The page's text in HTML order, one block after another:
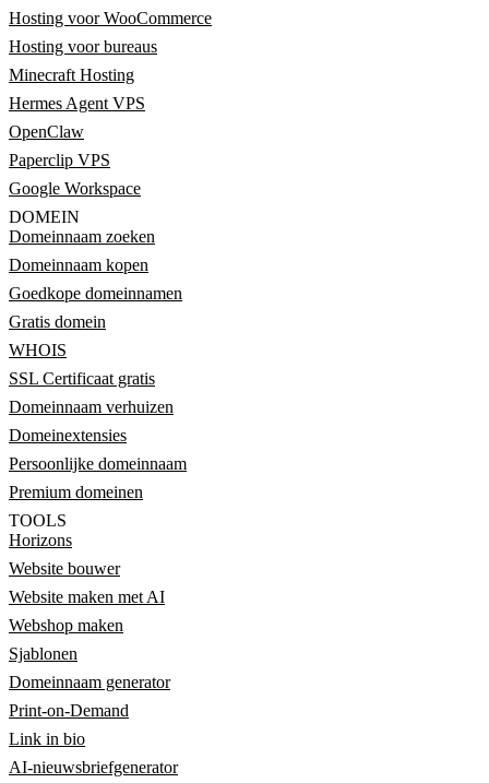
Hosting voor WooCommerce
Hosting voor bureaus
Minecraft Hosting
Hermes Agent VPS
OpenClaw
Paperclip VPS
Google Workspace
DOMEIN
Domeinnaam zoeken
Domeinnaam kopen
Goedkope domeinnamen
Gratis domein
WHOIS
SSL Certificaat gratis
Domeinnaam verhuizen
Domeinextensies
Persoonlijke domeinnaam
Premium domeinen
TOOLS
Horizons
Website bouwer
Website maken met AI
Webshop maken
Sjablonen
Domeinnaam generator
Print-on-Demand
Link in bio
AI-nieuwsbriefgenerator